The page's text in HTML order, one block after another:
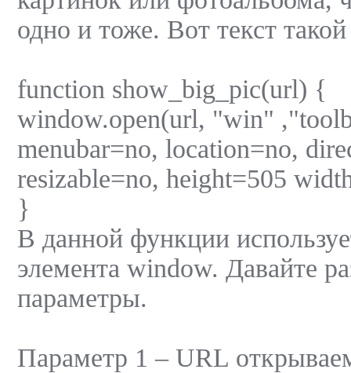
одно и тоже. Вот текст
function show_big_pic(url) {
window.open(url, "win"
menubar=no, location=no,
resizable=no, height=505
}
В данной функции
элемента window. Давайте
параметры.
Параметр 1 – URL